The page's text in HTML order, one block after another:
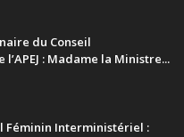
du Conseil
: Madame la Ministre...
Féminin Interministériel :